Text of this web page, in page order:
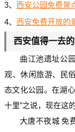
3、 西安公园免费景
4、 西安免费开放的
西安值得一去
曲江池遗址公
观、休闲旅游、民
态文化公园。在湖
十里”之说，现在这
大唐不夜城 免